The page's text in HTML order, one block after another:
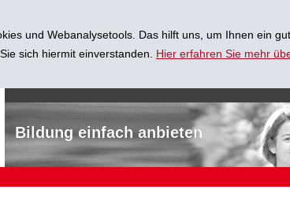
und Webanalysetools. Das hilft uns, um Ihnen ein
sich hiermit einverstanden. Hier erfahren Sie mehr
Bildung einfach anbieten